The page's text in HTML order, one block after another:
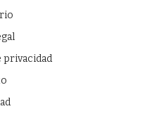
privacidad